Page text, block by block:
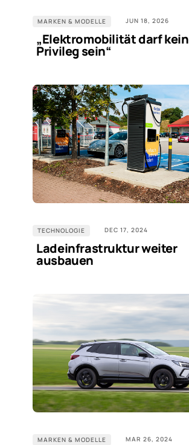
MARKEN & MODELLE JUN 18, 2026
„Elektromobilität darf kein
Privileg sein“
TECHNOLOGIE DEC 17, 2024
Ladeinfrastruktur weiter
ausbauen
MARKEN & MODELLE MAR 26, 2024